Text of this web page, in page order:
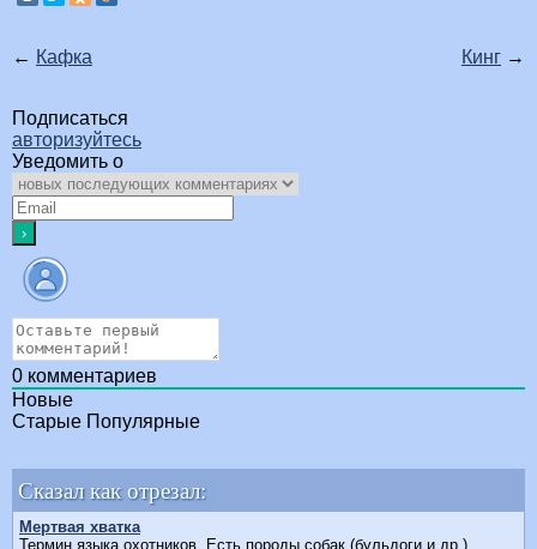
← Кафка Кинг →
Подписаться
авторизуйтесь
Уведомить о
0 комментариев
Новые
Старые Популярные
Сказал как отрезал:
Мертвая хватка
Термин языка охотников. Есть породы собак (бульдоги и др.),